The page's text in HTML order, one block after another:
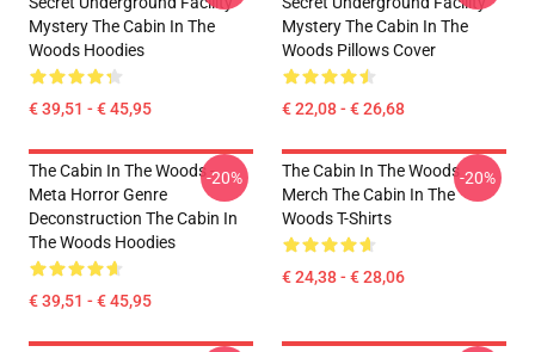
Mystery The Cabin In The
Woods Hoodies
€ 39,51 - € 45,95
Mystery The Cabin In The
Woods Pillows Cover
€ 22,08 - € 26,68
The Cabin In The Woods -
Meta Horror Genre
Deconstruction The Cabin In
The Woods Hoodies
€ 39,51 - € 45,95
-20%
The Cabin In The Woods
Merch The Cabin In The
Woods T-Shirts
€ 24,38 - € 28,06
-20%